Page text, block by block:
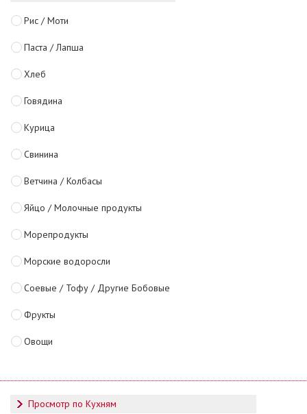
Рис / Моти
Паста / Лапша
Хлеб
Говядина
Курица
Свинина
Ветчина / Колбасы
Яйцо / Молочные продукты
Морепродукты
Морские водоросли
Соевые / Тофу / Другие Бобовые
Фрукты
Овощи
Просмотр по Кухням